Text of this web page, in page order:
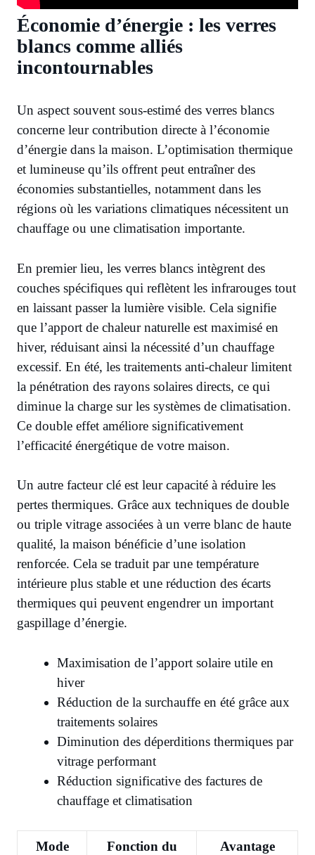
Économie d’énergie : les verres
blancs comme alliés
incontournables
Un aspect souvent sous-estimé des verres blancs
concerne leur contribution directe à l’économie
d’énergie dans la maison. L’optimisation thermique
et lumineuse qu’ils offrent peut entraîner des
économies substantielles, notamment dans les
régions où les variations climatiques nécessitent un
chauffage ou une climatisation importante.
En premier lieu, les verres blancs intègrent des
couches spécifiques qui reflètent les infrarouges tout
en laissant passer la lumière visible. Cela signifie
que l’apport de chaleur naturelle est maximisé en
hiver, réduisant ainsi la nécessité d’un chauffage
excessif. En été, les traitements anti-chaleur limitent
la pénétration des rayons solaires directs, ce qui
diminue la charge sur les systèmes de climatisation.
Ce double effet améliore significativement
l’efficacité énergétique de votre maison.
Un autre facteur clé est leur capacité à réduire les
pertes thermiques. Grâce aux techniques de double
ou triple vitrage associées à un verre blanc de haute
qualité, la maison bénéficie d’une isolation
renforcée. Cela se traduit par une température
intérieure plus stable et une réduction des écarts
thermiques qui peuvent engendrer un important
gaspillage d’énergie.
Maximisation de l’apport solaire utile en
hiver
Réduction de la surchauffe en été grâce aux
traitements solaires
Diminution des déperditions thermiques par
vitrage performant
Réduction significative des factures de
chauffage et climatisation
Mode
Fonction du
Avantage